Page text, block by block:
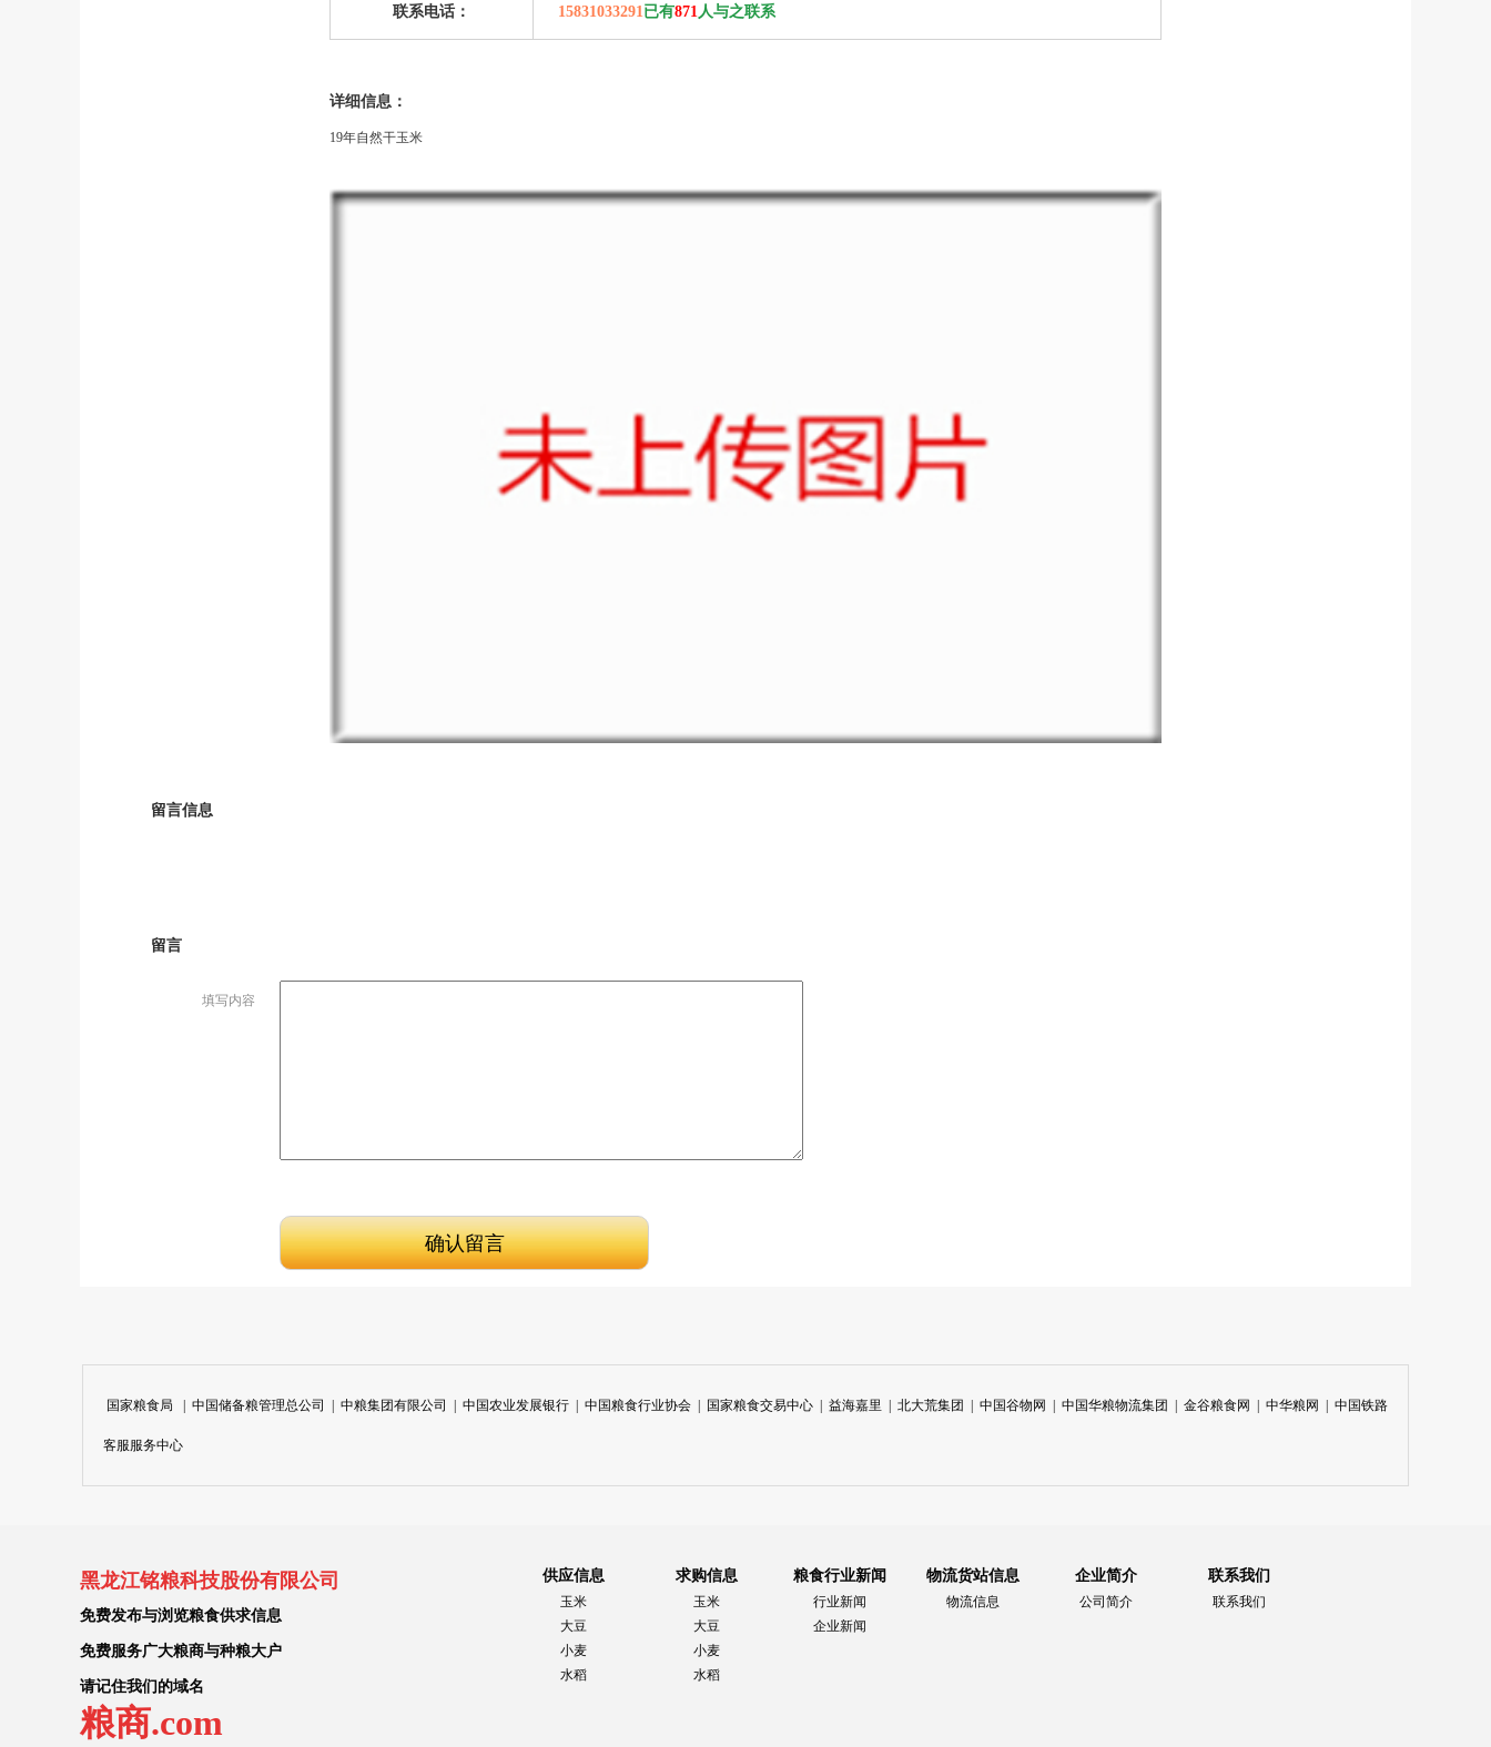
联系电话： 15831033291已有871人与之联系
详细信息：
19年自然干玉米
留言信息
留言
填写内容
国家粮食局 中国储备粮管理总公司 中粮集团有限公司 中国农业发展银行 中国粮食行业协会 国家粮食交易中心 益海嘉里 北大荒集团 中国谷物网 中国华粮物流集团 金谷粮食网 中华粮网 中国铁路
客服服务中心
黑龙江铭粮科技股份有限公司
免费发布与浏览粮食供求信息
免费服务广大粮商与种粮大户
请记住我们的域名
粮商.com
供应信息
玉米
大豆
小麦
水稻
求购信息
玉米
大豆
小麦
水稻
粮食行业新闻
行业新闻
企业新闻
物流货站信息
物流信息
企业简介
公司简介
联系我们
联系我们